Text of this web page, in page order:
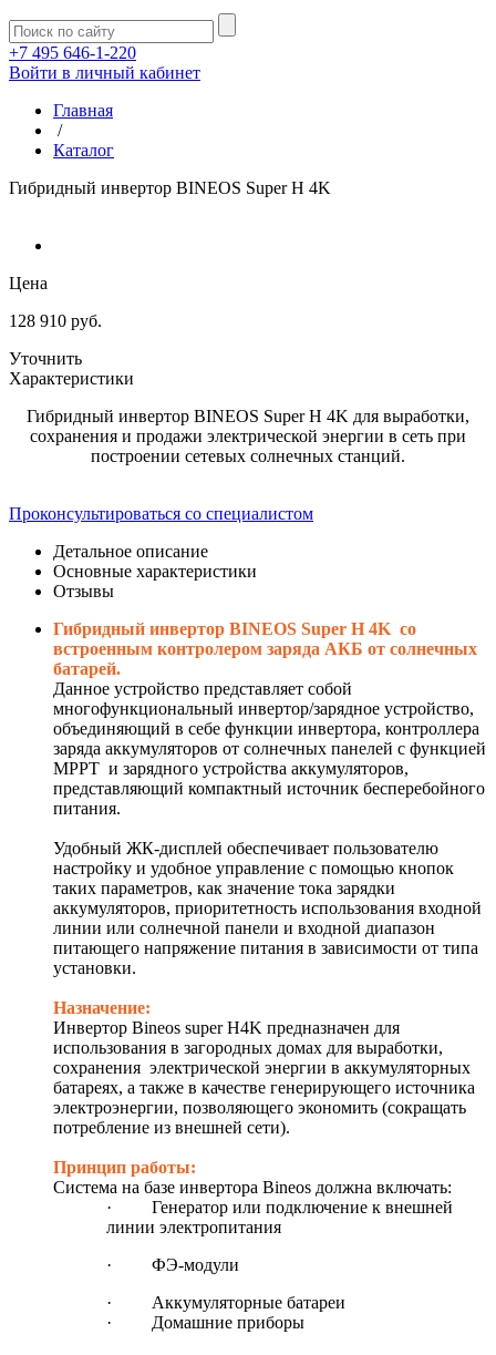
+7 495 646-1-220
Войти в личный кабинет
Главная
/
Каталог
Гибридный инвертор BINEOS Super H 4K
Цена
128 910 руб.
Уточнить
Характеристики
Гибридный инвертор BINEOS Super H 4K для выработки,
сохранения и продажи электрической энергии в сеть при
построении сетевых солнечных станций.
Проконсультироваться со специалистом
Детальное описание
Основные характеристики
Отзывы
Гибридный инвертор BINEOS Super H 4K со
встроенным контролером заряда АКБ от солнечных
батарей.
Данное устройство представляет собой
многофункциональный инвертор/зарядное устройство,
объединяющий в себе функции инвертора, контроллера
заряда аккумуляторов от солнечных панелей с функцией
MPPT и зарядного устройства аккумуляторов,
представляющий компактный источник бесперебойного
питания.
Удобный ЖК-дисплей обеспечивает пользователю
настройку и удобное управление с помощью кнопок
таких параметров, как значение тока зарядки
аккумуляторов, приоритетность использования входной
линии или солнечной панели и входной диапазон
питающего напряжение питания в зависимости от типа
установки.
Назначение:
Инвертор Bineos super H4K предназначен для
использования в загородных домах для выработки,
сохранения электрической энергии в аккумуляторных
батареях, а также в качестве генерирующего источника
электроэнергии, позволяющего экономить (сокращать
потребление из внешней сети).
Принцип работы:
Система на базе инвертора Bineos должна включать:
·
Генератор или подключение к внешней
линии электропитания
·
ФЭ-модули
·
Аккумуляторные батареи
·
Домашние приборы